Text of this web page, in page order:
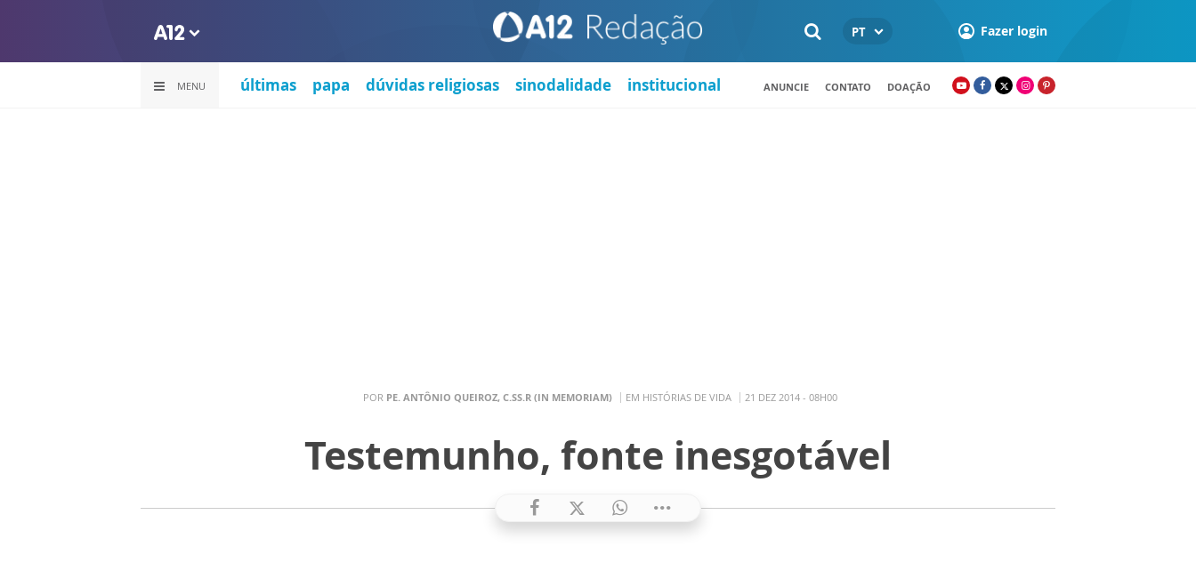
PT Fazer login
MENU últimas papa dúvidas religiosas sinodalidade institucional ANUNCIE CONTATO DOAÇÃO
POR PE. ANTÔNIO QUEIROZ, C.SS.R (IN MEMORIAM) EM HISTÓRIAS DE VIDA 21 DEZ 2014 - 08H00
Testemunho, fonte inesgotável